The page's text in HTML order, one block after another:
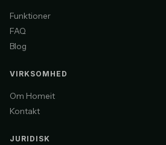
Funktioner
FAQ
Blog
VIRKSOMHED
Om Homeit
Kontakt
JURIDISK